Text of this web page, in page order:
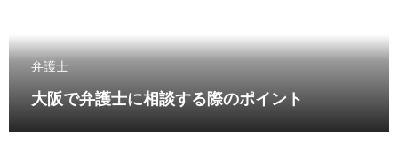
弁護士
大阪で弁護士に相談する際のポイント